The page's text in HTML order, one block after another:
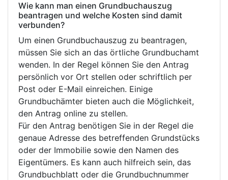
Wie kann man einen Grundbuchauszug
beantragen und welche Kosten sind damit
verbunden?
Um einen Grundbuchauszug zu beantragen,
müssen Sie sich an das örtliche Grundbuchamt
wenden. In der Regel können Sie den Antrag
persönlich vor Ort stellen oder schriftlich per
Post oder E-Mail einreichen. Einige
Grundbuchämter bieten auch die Möglichkeit,
den Antrag online zu stellen.
Für den Antrag benötigen Sie in der Regel die
genaue Adresse des betreffenden Grundstücks
oder der Immobilie sowie den Namen des
Eigentümers. Es kann auch hilfreich sein, das
Grundbuchblatt oder die Grundbuchnummer